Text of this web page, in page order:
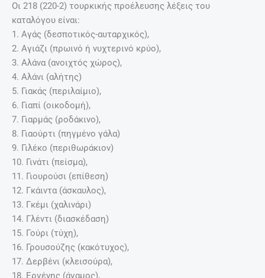
Οι 218 (220-2) τουρκικής προέλευσης λέξεις του
καταλόγου είναι:
1. Αγάς (δεσποτικός-αυταρχικός),
2. Αγιάζι (πρωινό ή νυχτερινό κρύο),
3. Αλάνα (ανοιχτός χώρος),
4. Αλάνι (αλήτης)
5. Γιακάς (περιλαίμιο),
6. Γιαπί (οικοδομή),
7. Γιαρμάς (ροδάκινο),
8. Γιαούρτι (πηγμένο γάλα)
9. Γιλέκο (περιθωράκιον)
10. Γινάτι (πείσμα),
11. Γιουρούσι (επίθεση)
12. Γκάιντα (άσκαυλος),
13. Γκέμι (χαλινάρι)
14. Γλέντι (διασκέδαση)
15. Γούρι (τύχη),
16. Γρουσούζης (κακότυχος),
17. Δερβένι (κλεισούρα),
18. Εργένης (άγαμος),